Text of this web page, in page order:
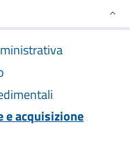
acquisizione